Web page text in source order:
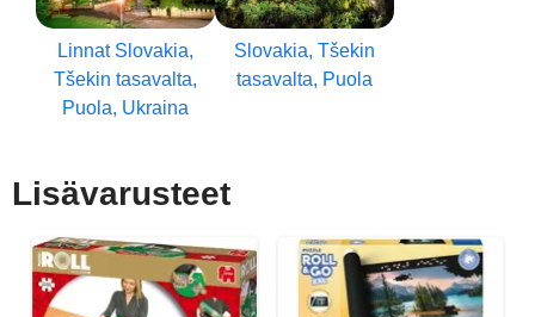
Linnat Slovakia,
Tšekin tasavalta,
Puola, Ukraina
Slovakia, Tšekin
tasavalta, Puola
Lisävarusteet